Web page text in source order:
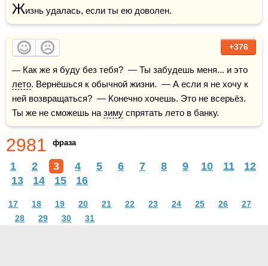
Жизнь удалась, если ты ею доволен.
+376
лето. Вернёшься к обычной жизни.  — А если я не хочу к
ней возвращаться?  — Конечно хочешь. Это не всерьёз.
Ты же не сможешь на зиму спрятать лето в банку.
2981 фраза
1 2 3 4 5 6 7 8 9 10 11
12
13
14 15 16
17 18 19 20 21 22 23 24 25 26
27
28
29 30 31